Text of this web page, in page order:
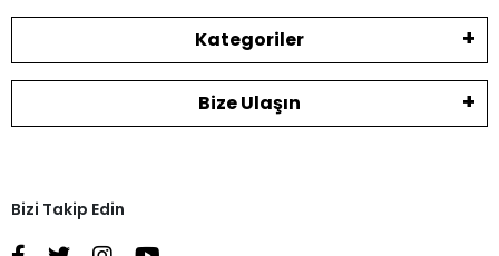
Kategoriler
Bize Ulaşın
Bizi Takip Edin